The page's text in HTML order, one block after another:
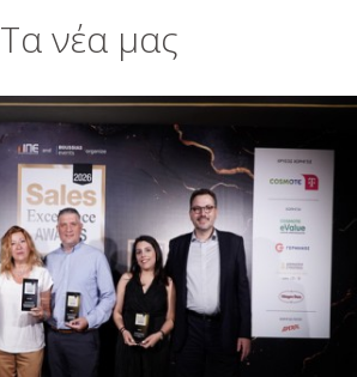
Τα νέα μας